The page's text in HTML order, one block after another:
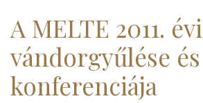
A MELTE 2011. évi
vándorgyűlése és
konferenciája